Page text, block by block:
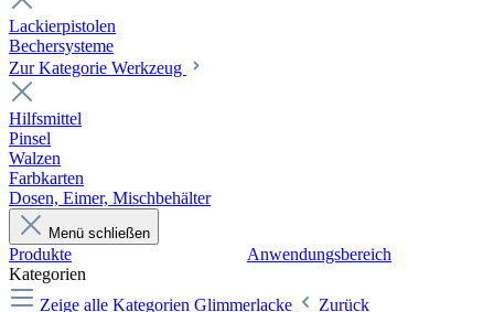
Lackierpistolen
Bechersysteme
Zur Kategorie Werkzeug
Hilfsmittel
Pinsel
Walzen
Farbkarten
Dosen, Eimer, Mischbehälter
Menü schließen
Produkte
Anwendungsbereich
Kategorien
Zeige alle Kategorien Glimmerlacke
Zurück